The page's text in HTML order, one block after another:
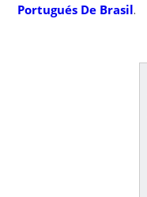
Portugués De Brasil.